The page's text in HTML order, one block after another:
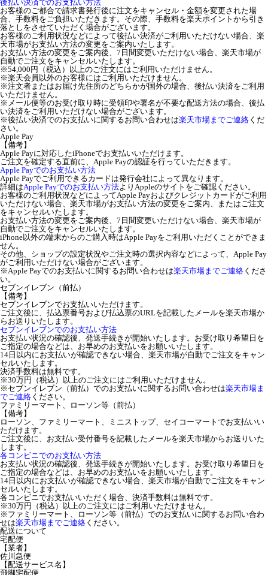
後払い決済でのお支払い方法
お客様のご都合で請求書発行後に注文をキャンセル・金額を変更された場
合、手数料をご負担いただきます。その際、手数料を楽天ポイントから引き
落としをさせていただく場合がございます。
お客様のご利用状況などによって後払い決済がご利用いただけない場合、楽
天市場がお支払い方法の変更をご案内いたします。
お支払い方法の変更をご案内後、7日間変更いただけない場合、楽天市場が
自動でご注文をキャンセルいたします。
※54,000円（税込）以上のご注文にはご利用いただけません。
※楽天会員以外のお客様にはご利用いただけません。
※注文者またはお届け先住所のどちらかが国外の場合、後払い決済をご利用
いただけません。
※メール便等のお受け取り時に受領印や署名が不要な配送方法の場合、後払
い決済をご利用いただけない場合がございます。
※後払い決済でのお支払いに関するお問い合わせは楽天市場までご連絡 くだ
さい。
Apple Pay
【備考】
Apple Payに対応したiPhoneでお支払いいただけます。
ご注文を確定する直前に、Apple Payの認証を行っていただきます。
Apple Payでのお支払い方法
Apple Payでご利用できるカードは発行会社によって異なります。
詳細はApple Payでのお支払い方法よりAppleのサイトをご確認ください。
お客様のご利用状況などによってApple Payおよびクレジットカードがご利用
いただけない場合、楽天市場がお支払い方法の変更をご案内、またはご注文
をキャンセルいたします。
お支払い方法の変更をご案内後、7日間変更いただけない場合、楽天市場が
自動でご注文をキャンセルいたします。
iPhone以外の端末からのご購入時はApple Payをご利用いただくことができま
せん。
その他、ショップの設定状況やご注文時の選択内容などによって、Apple Pay
がご利用いただけない場合がございます。
※Apple Payでのお支払いに関するお問い合わせは楽天市場までご連絡 くださ
い。
セブンイレブン（前払）
【備考】
セブンイレブンでお支払いいただけます。
ご注文後に、払込票番号および払込票のURLを記載したメールを楽天市場か
らお送りいたします。
セブンイレブンでのお支払い方法
お支払い状況の確認後、発送手続きが開始いたします。お受け取り希望日を
ご指定の場合などは、お早めのお支払いをお願いいたします。
14日以内にお支払いが確認できない場合、楽天市場が自動でご注文をキャン
セルいたします。
決済手数料は無料です。
※30万円（税込）以上のご注文にはご利用いただけません。
※セブンイレブン（前払）でのお支払いに関するお問い合わせは楽天市場ま
でご連絡 ください。
ファミリーマート、ローソン等（前払）
【備考】
ローソン、ファミリーマート、ミニストップ、セイコーマートでお支払いい
ただけます。
ご注文後に、お支払い受付番号を記載したメールを楽天市場からお送りいた
します。
各コンビニでのお支払い方法
お支払い状況の確認後、発送手続きが開始いたします。お受け取り希望日を
ご指定の場合などは、お早めのお支払いをお願いいたします。
14日以内にお支払いが確認できない場合、楽天市場が自動でご注文をキャン
セルいたします。
各コンビニでお支払いいただく場合、決済手数料は無料です。
※30万円（税込）以上のご注文にはご利用いただけません。
※ファミリーマート、ローソン等（前払）でのお支払いに関するお問い合わ
せは楽天市場までご連絡 ください。
配送について
宅配便
【業者】
佐川急便
【配送サービス名】
飛脚宅配便